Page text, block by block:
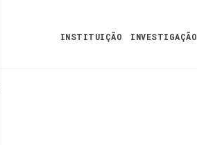
INSTITUIÇÃO INVESTIGAÇÃO